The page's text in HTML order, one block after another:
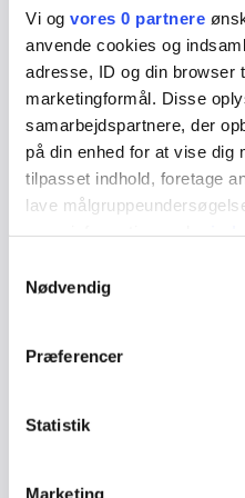
Vi og vores 0 partnere
anvende cookies og
adresse, ID og din
marketingformål. Disse
samarbejdspartnere, der
på din enhed for at vise dig
tilpasset indhold, foretage
lave
tilbage eller ændre
"Cookiedeklaration", eller
Indsamle præcise
Identificere din
Nødvendig
Præferencer
Statistik
Marketing
Eksempel på plastfyldning
Pris hos praktiserende
Udgift i Varde kommunale
Kommunalt tilskud: 65 % af
Egenbetaling: 1.700 – 550
specialtandlæge: